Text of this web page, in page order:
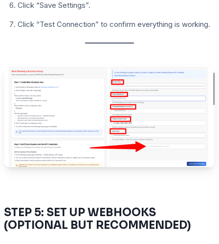
Click “Save Settings”.
Click “Test Connection” to confirm everything is working.
STEP 5: SET UP WEBHOOKS
(OPTIONAL BUT RECOMMENDED)